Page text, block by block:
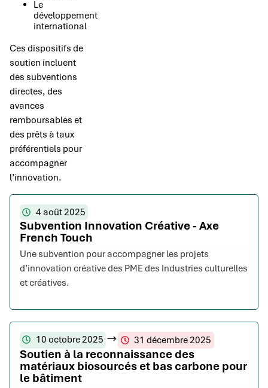
Le
développement
international
Ces dispositifs de
soutien incluent
des subventions
directes, des
avances
remboursables et
des prêts à taux
préférentiels pour
accompagner
l’innovation.
4 août 2025
Subvention Innovation Créative - Axe
French Touch
Une subvention pour accompagner les projets
d’innovation créative des PME des Industries culturelles
et créatives.
10 octobre 2025 31 décembre 2025
Soutien à la reconnaissance des
matériaux biosourcés et bas carbone pour
le bâtiment